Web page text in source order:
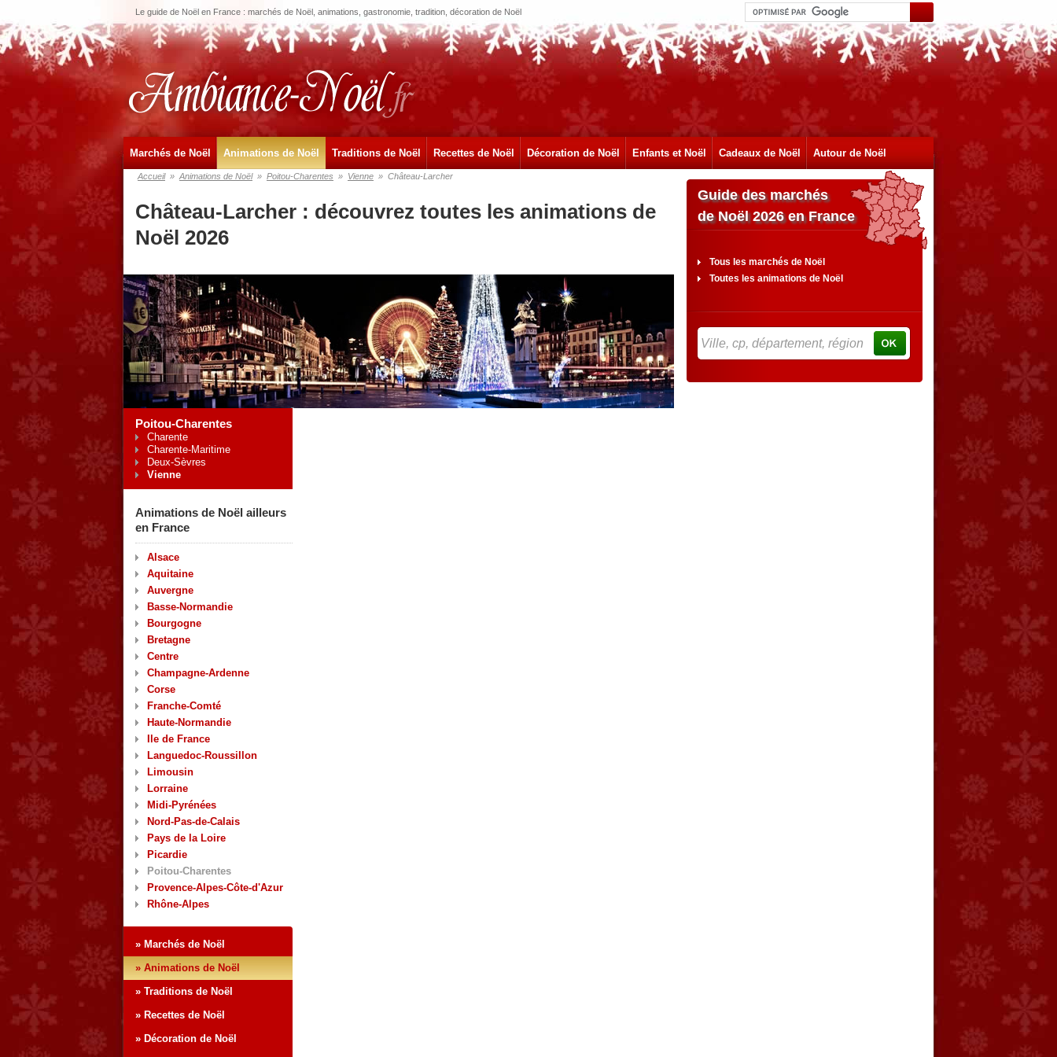
Le guide de Noël en France : marchés de Noël, animations, gastronomie, tradition, décoration de Noël
Marchés de Noël Animations de Noël Traditions de Noël Recettes de Noël Décoration de Noël Enfants et Noël Cadeaux de Noël Autour de Noël
Accueil » Animations de Noël » Poitou-Charentes » Vienne » Château-Larcher
Château-Larcher : découvrez toutes les animations de
Noël 2026
Poitou-Charentes
Charente
Charente-Maritime
Deux-Sèvres
Vienne
Animations de Noël ailleurs
en France
Alsace
Aquitaine
Auvergne
Basse-Normandie
Bourgogne
Bretagne
Centre
Champagne-Ardenne
Corse
Franche-Comté
Haute-Normandie
Ile de France
Languedoc-Roussillon
Limousin
Lorraine
Midi-Pyrénées
Nord-Pas-de-Calais
Pays de la Loire
Picardie
Poitou-Charentes
Provence-Alpes-Côte-d'Azur
Rhône-Alpes
» Marchés de Noël
» Animations de Noël
» Traditions de Noël
» Recettes de Noël
» Décoration de Noël
Guide des marchés
de Noël 2026 en France
Tous les marchés de Noël
Toutes les animations de Noël